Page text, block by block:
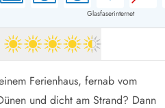
Glasfaserinternet
4.5 von 5
Ferienhaus, fernab vom
und dicht am Strand? Dann